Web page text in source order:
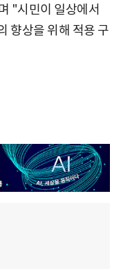
"시민이 일상에서
향상을 위해 적용 구